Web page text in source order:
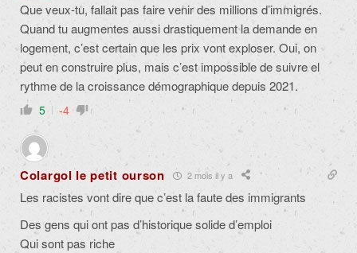
Que veux-tu, fallait pas faire venir des millions d’immigrés.
Quand tu augmentes aussi drastiquement la demande en
logement, c’est certain que les prix vont exploser. Oui, on
peut en construire plus, mais c’est impossible de suivre el
rythme de la croissance démographique depuis 2021.
5 -4
Colargol le petit ourson 2 mois il y a
Les racistes vont dire que c’est la faute des immigrants
Des gens qui ont pas d’historique solide d’emploi
Qui sont pas riche